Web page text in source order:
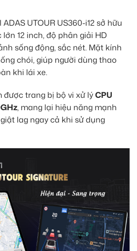
UTOUR US360-i12 sở hữu
12 inch, độ phân giải HD
sống động, sắc nét. Mặt kính
chói, giúp người dùng thao
khi lái xe.
được trang bị bộ vi xử lýCPU
, mang lại hiệu năng mạnh
lag ngay cả khi sử dụng